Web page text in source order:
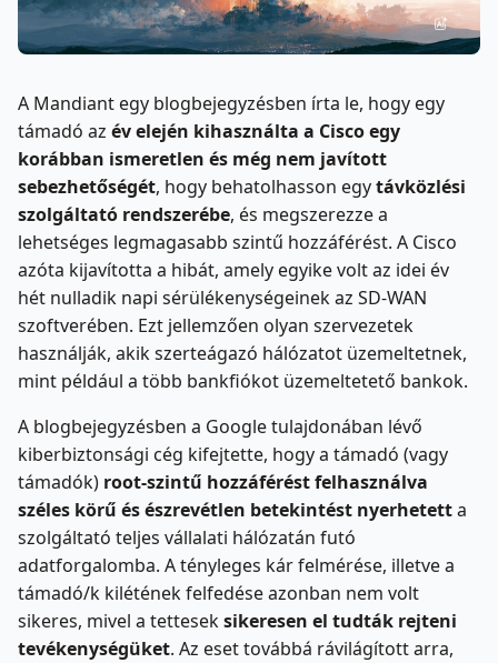
A Mandiant egy blogbejegyzésben írta le, hogy egy
támadó az év elején kihasználta a Cisco egy
korábban ismeretlen és még nem javított
sebezhetőségét, hogy behatolhasson egytávközlési
szolgáltató rendszerébe, és megszerezze a
lehetséges legmagasabb szintű hozzáférést. A Cisco
azóta kijavította a hibát, amely egyike volt az idei év
hét nulladik napi sérülékenységeinek az SD-WAN
szoftverében. Ezt jellemzően olyan szervezetek
használják, akik szerteágazó hálózatot üzemeltetnek,
mint például a több bankfiókot üzemeltetető bankok.
A blogbejegyzésben a Google tulajdonában lévő
kiberbiztonsági cég kifejtette, hogy a támadó (vagy
támadók) root-szintű hozzáférést felhasználva
széles körű és észrevétlen betekintést nyerhetetta
szolgáltató teljes vállalati hálózatán futó
adatforgalomba. A tényleges kár felmérése, illetve a
támadó/k kilétének felfedése azonban nem volt
sikeres, mivel a tetteseksikeresen el tudták rejteni
tevékenységüket. Az eset továbbá rávilágított arra,